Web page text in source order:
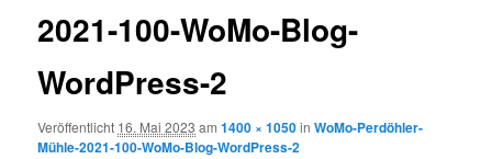
2021-100-WoMo-Blog-
WordPress-2
Veröffentlicht 16. Mai 2023 am1400 × 1050inWoMo-Perdöhler-
Mühle-2021-100-WoMo-Blog-WordPress-2